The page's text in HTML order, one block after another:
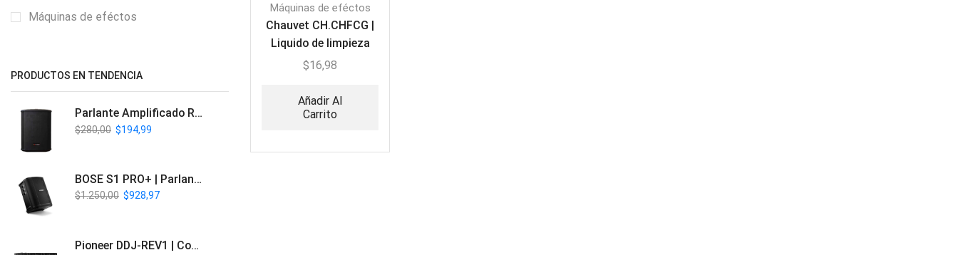
Máquinas de eféctos
Chauvet CH.CHFCG |
Liquido de limpieza
para Cámara de Humo
$16,98
Añadir Al
Carrito
Máquinas de eféctos
PRODUCTOS EN TENDENCIA
Parlante Amplificado Recargable BT | Italy Audio ITL-PRO11
$280,00 $194,99
BOSE S1 PRO+ | Parlante Profesional PA Inalámbrico
$1.250,00 $928,97
Pioneer DDJ-REV1 | Controlador DJ de 2 canales estilo Scratch